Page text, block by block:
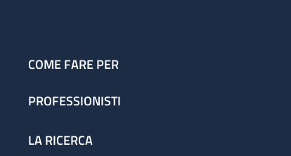
COME FARE PER
PROFESSIONISTI
LA RICERCA